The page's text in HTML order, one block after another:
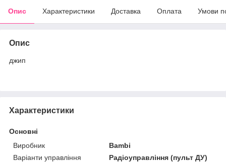
Опис Характеристики Доставка Оплата Умови
Опис
джип
Характеристики
Основні
Виробник
Bambi
Варіанти управління
Радіоуправління (пульт ДУ)